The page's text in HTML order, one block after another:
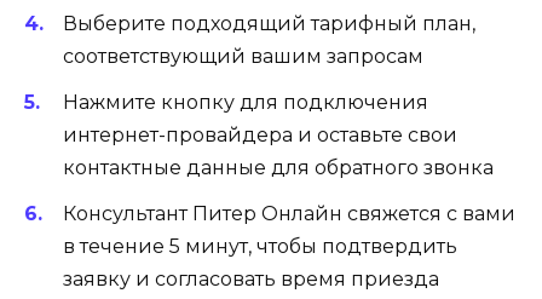
Выберите подходящий тарифный план,
соответствующий вашим запросам
Нажмите кнопку для подключения
интернет-провайдера и оставьте свои
контактные данные для обратного звонка
Консультант Питер Онлайн свяжется с вами
в течение 5 минут, чтобы подтвердить
заявку и согласовать время приезда